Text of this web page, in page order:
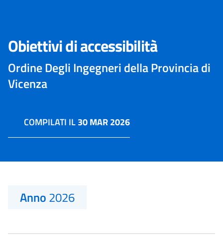
Obiettivi di accessibilità
Ordine Degli Ingegneri della Provincia di
Vicenza
COMPILATI IL30 MAR 2026
Anno2026